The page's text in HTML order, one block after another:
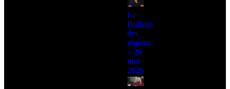
Le
Bulletin
des
régions
– 20
mai
2026